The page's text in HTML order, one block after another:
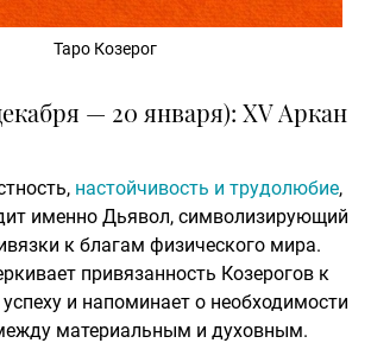
Таро Козерог
— 20 января): XV Аркан
настойчивость и трудолюбие,
именно Дьявол, символизирующий
к благам физического мира.
привязанность Козерогов к
и напоминает о необходимости
материальным и духовным.